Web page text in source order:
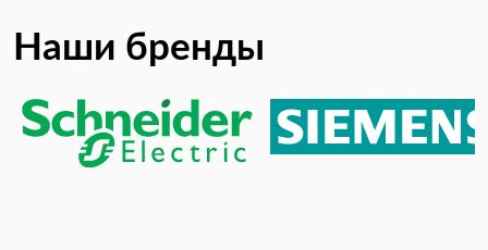
Designs
Supply Voltage: 4V ~ 6V
Switching Frequency: 3.00 MHz
Наши бренды